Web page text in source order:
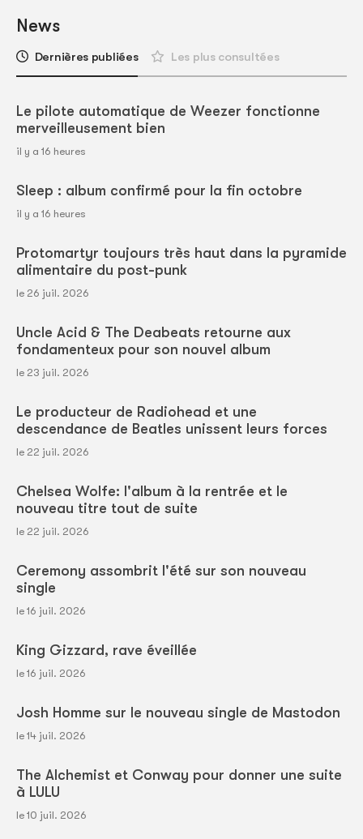
News
Dernières publiées Les plus consultées
Le pilote automatique de Weezer fonctionne
merveilleusement bien
il y a 16 heures
Sleep : album confirmé pour la fin octobre
il y a 16 heures
Protomartyr toujours très haut dans la pyramide
alimentaire du post-punk
le 26 juil. 2026
Uncle Acid & The Deabeats retourne aux
fondamenteux pour son nouvel album
le 23 juil. 2026
Le producteur de Radiohead et une
descendance de Beatles unissent leurs forces
le 22 juil. 2026
Chelsea Wolfe: l'album à la rentrée et le
nouveau titre tout de suite
le 22 juil. 2026
Ceremony assombrit l'été sur son nouveau
single
le 16 juil. 2026
King Gizzard, rave éveillée
le 16 juil. 2026
Josh Homme sur le nouveau single de Mastodon
le 14 juil. 2026
The Alchemist et Conway pour donner une suite
à LULU
le 10 juil. 2026